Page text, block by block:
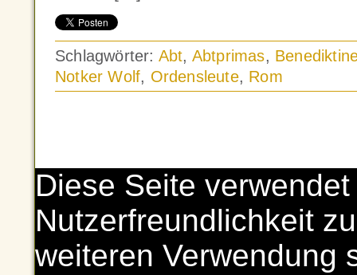
Schlagwörter: Abt, Abtprimas,
Notker Wolf, Ordensleute, Rom
Diese Seite
Nutzerfreundlichkeit
weiteren Verwendung